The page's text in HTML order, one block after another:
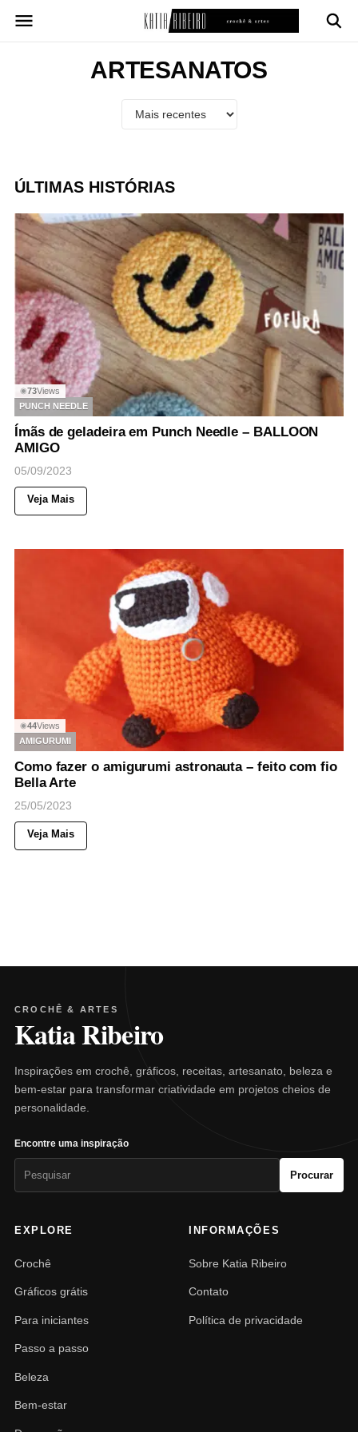
para
ARTESANATOS
ÚLTIMAS HISTÓRIAS
◉73Views
PUNCH NEEDLE
Ímãs de geladeira em Punch Needle – BALLOON
AMIGO
05/09/2023
Veja Mais
◉44Views
AMIGURUMI
Como fazer o amigurumi astronauta – feito com fio
Bella Arte
25/05/2023
Veja Mais
CROCHÊ & ARTES
Katia Ribeiro
Inspirações em crochê, gráficos, receitas, artesanato, beleza e
bem-estar para transformar criatividade em projetos cheios de
personalidade.
Encontre uma inspiração
Procurar
EXPLORE
Crochê
Gráficos grátis
Para iniciantes
Passo a passo
Beleza
Bem-estar
INFORMAÇÕES
Sobre Katia Ribeiro
Contato
Política de privacidade